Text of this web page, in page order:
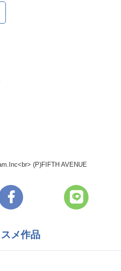
(P)FIFTH AVENUE
メ作品